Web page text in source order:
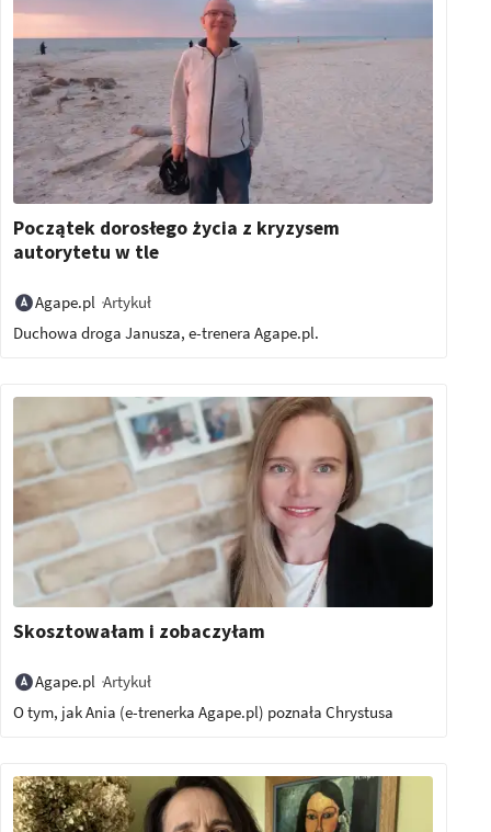
Początek dorosłego życia z kryzysem
autorytetu w tle
Agape.pl Artykuł
Duchowa droga Janusza, e-trenera Agape.pl.
Skosztowałam i zobaczyłam
Agape.pl Artykuł
O tym, jak Ania (e-trenerka Agape.pl) poznała Chrystusa